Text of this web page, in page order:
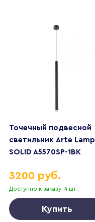
Точечный подвесной
светильник Arte Lamp
SOLID A5570SP-1BK
Доступно к заказу: 4 шт.
3200 руб.
Купить